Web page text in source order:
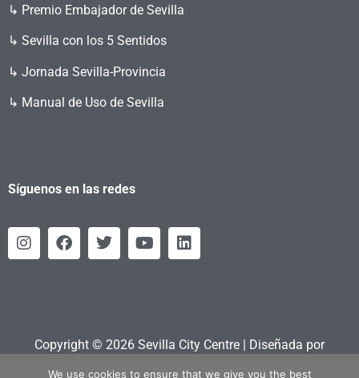
↳ Premio Embajador de Sevilla
↳ Sevilla con los 5 Sentidos
↳ Jornada Sevilla-Provincia
↳ Manual de Uso de Sevilla
Síguenos en las redes
Copyright © 2026 Sevilla City Centre | Diseñada por
We use cookies to ensure that we give you the best